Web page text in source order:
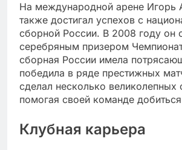
На международной арене Игорь
также достигал успехов с
сборной России. В 2008 году он
серебряным призером
сборная России имела
победила в ряде престижных
сделал несколько великолепных
помогая своей команде
Клубная карьера